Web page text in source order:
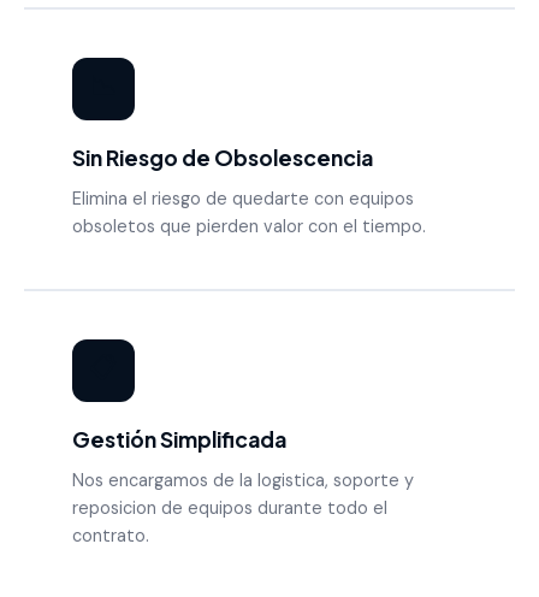
Sin Riesgo de Obsolescencia
Elimina el riesgo de quedarte con equipos
obsoletos que pierden valor con el tiempo.
Gestión Simplificada
Nos encargamos de la logistica, soporte y
reposicion de equipos durante todo el
contrato.